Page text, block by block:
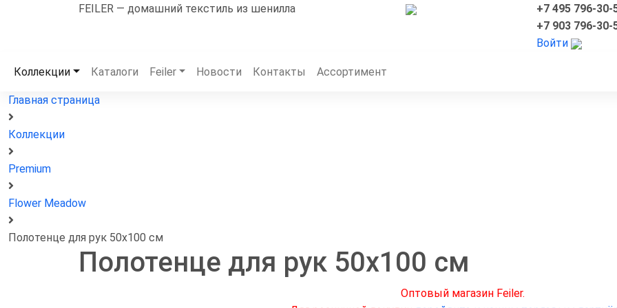
FEILER — домашний текстиль из шенилла
+7 495 796-30-
+7 903 796-30-
Войти
Коллекции Каталоги Feiler Новости Контакты Ассортимент
Главная страница
Коллекции
Premium
Flower Meadow
Полотенце для рук 50x100 см
Полотенце для рук 50x100 см
Оптовый магазин Feiler.